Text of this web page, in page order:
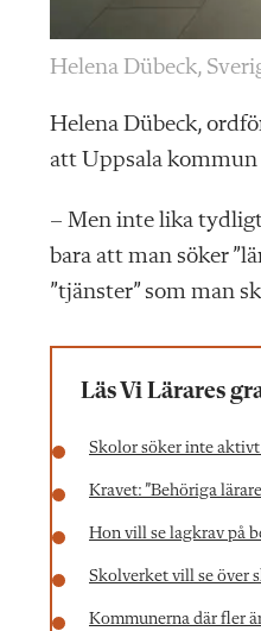
Helena Dübeck,
Helena Dübeck,
att Uppsala kommun
– Men inte lika
bara att man söker
”tjänster” som man
Läs Vi Lärares
Skolor söker inte
Kravet: ”Behöriga
Hon vill se lagkrav på
Skolverket vill se över
Kommunerna där fler